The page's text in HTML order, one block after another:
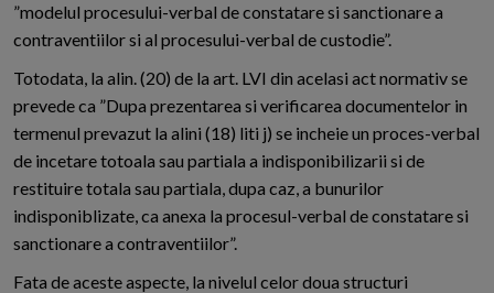
”modelul procesului-verbal de constatare si sanctionare a
contraventiilor si al procesului-verbal de custodie”.
Totodata, la alin. (20) de la art. LVI din acelasi act normativ se
prevede ca ”Dupa prezentarea si verificarea documentelor in
termenul prevazut la alini (18) liti j) se incheie un proces-verbal
de incetare totoala sau partiala a indisponibilizarii si de
restituire totala sau partiala, dupa caz, a bunurilor
indisponiblizate, ca anexa la procesul-verbal de constatare si
sanctionare a contraventiilor”.
Fata de aceste aspecte, la nivelul celor doua structuri